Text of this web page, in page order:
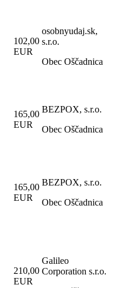
102,00
EUR
osobnyudaj.sk,
s.r.o.
Obec Oščadnica
165,00
EUR
BEZPOX, s.r.o.
Obec Oščadnica
165,00
EUR
BEZPOX, s.r.o.
Obec Oščadnica
210,00
EUR
Galileo
Corporation s.r.o.